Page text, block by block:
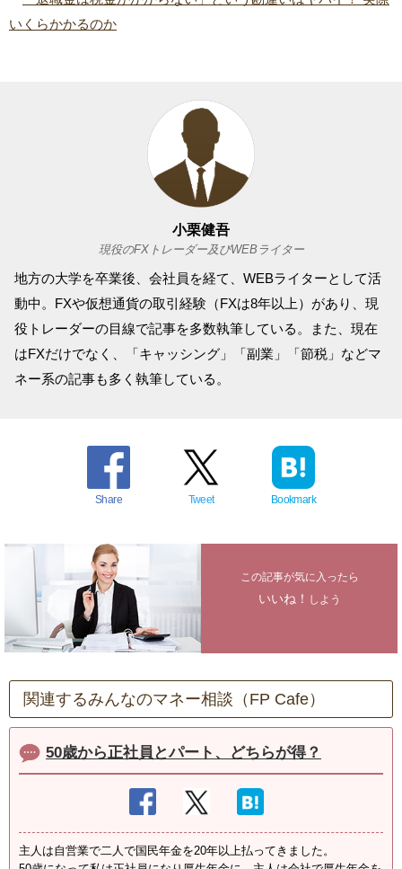
いくらかかるのか
小栗健吾
現役のFXトレーダー及びWEBライター
地方の大学を卒業後、会社員を経て、WEBライターとして活
動中。FXや仮想通貨の取引経験（FXは8年以上）があり、現
役トレーダーの目線で記事を多数執筆している。また、現在
はFXだけでなく、「キャッシング」「副業」「節税」などマ
ネー系の記事も多く執筆している。
Share Tweet Bookmark
この記事が気に入ったら
いいね！ しよう
関連するみんなのマネー相談（FP Cafe）
50歳から正社員とパート、どちらが得？
主人は自営業で二人で国民年金を20年以上払ってきました。